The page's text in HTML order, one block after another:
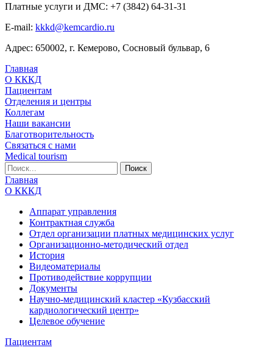
Платные услуги и ДМС: +7 (3842) 64-31-31
E-mail: kkkd@kemcardio.ru
Адрес: 650002, г. Кемерово, Сосновый бульвар, 6
Главная
О КККД
Пациентам
Отделения и центры
Коллегам
Наши вакансии
Благотворительность
Связаться с нами
Medical tourism
Главная
О КККД
Аппарат управления
Контрактная служба
Отдел организации платных медицинских услуг
Организационно-методический отдел
История
Видеоматериалы
Противодействие коррупции
Документы
Научно-медицинский кластер «Кузбасский
кардиологический центр»
Целевое обучение
Пациентам